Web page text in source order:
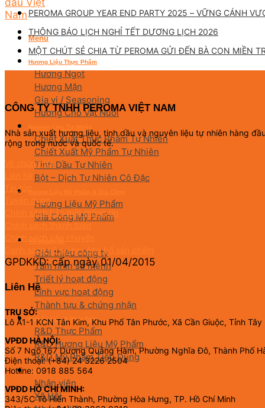
Menu
Hương Liệu Thực Phẩm
Hương Ngọt
Hương Mặn
Gia vị / Seasoning
Hương Cho Vật Nuôi
Chiết Xuất Thực Phẩm Tự Nhiên
Chiết Xuất Mỹ Phẩm Tự Nhiên
Tinh Dầu Tự Nhiên
Bột – Dịch Tự Nhiên Cô Đặc
Hương Liệu Mỹ Phẩm
Gia Công Mỹ Phẩm
Giới thiệu công ty
Tầm nhìn sứ mệnh
Triết lý hoạt động
Lĩnh vực hoạt động
Thành tựu & chứng nhận
Nghiên Cứu & Phát Triển
R&D Thực Phẩm
R&D Hương Liệu Mỹ Phẩm
R&D Mỹ Phẩm Tiêu Dùng
CSR
Nhân viên
Xã Hội
PEROMA GROUP YEAR END PARTY 2025 – VỮNG CÁNH
THÔNG BÁO LỊCH NGHỈ TẾT DƯƠNG LỊCH 2026
MỘT CHÚT SẺ CHIA TỪ PEROMA GỬI ĐẾN BÀ CON MIỀN
CÔNG TY TNHH PEROMA VIỆT NAM
Nhà sản xuất hương liệu, tinh dầu và nguyên liệu tự nhiên hàng
rộng trong nước và quốc tế.
Về chúng tôi
Tin tức
Tuyển dụng
Chính sách bảo mật thông tin
Chính sách thanh toán
Chính sách vận chuyển
Danh sách hồ sơ tự công bố sản phẩm
GPDKKD: cấp ngày 01/04/2015
Liên Hệ
TRỤ SỞ:
Lô A1-1 KCN Tân Kim, Khu Phố Tân Phước, Xã Cần Giuộc, Tỉnh Tây
VPĐD HÀ NỘI:
Số 7 Ngõ 167 Dương Quảng Hàm, Phường Nghĩa Đô, Thành Phố
Điện thoại: (+84) 24 3226 2504
Hotline: 0918 885 564
VPĐD HỒ CHÍ MINH:
343/5C Tô Hiến Thành, Phường Hòa Hưng, TP. Hồ Chí Minh